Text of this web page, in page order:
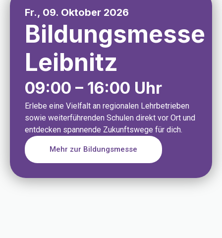
Fr., 09. Oktober 2026
Bildungsmesse
Leibnitz
09:00 – 16:00 Uhr
Erlebe eine Vielfalt an regionalen Lehrbetrieben
sowie weiterführenden Schulen direkt vor Ort und
entdecken spannende Zukunftswege für dich.
Mehr zur Bildungsmesse